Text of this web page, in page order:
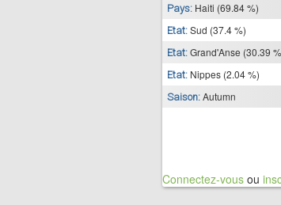
Pays: Haiti (69.84 %)
Etat: Sud (37.4 %)
Etat: Grand'Anse (30.39
Etat: Nippes (2.04 %)
Saison: Autumn
Connectez-vousou